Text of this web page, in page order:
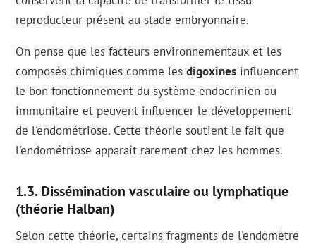
reproducteur présent au stade embryonnaire.
On pense que les facteurs environnementaux et les
composés chimiques comme lesdigoxines influencent
le bon fonctionnement du système endocrinien ou
immunitaire et peuvent influencer le développement
de l'endométriose. Cette théorie soutient le fait que
l'endométriose apparaît rarement chez les hommes.
Dissémination vasculaire ou lymphatique
(théorie Halban)
Selon cette théorie, certains fragments de l'endomètre